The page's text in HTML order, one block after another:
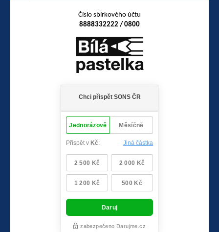
Číslo sbírkového účtu
8888332222 / 0800